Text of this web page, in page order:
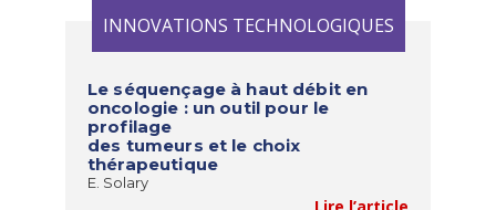
INNOVATIONS TECHNOLOGIQUES
Le séquençage à haut débit en
oncologie : un outil pour le
profilage
des tumeurs et le choix
thérapeutique
E. Solary